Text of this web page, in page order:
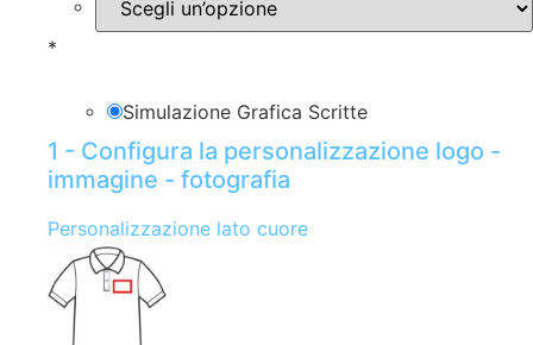
*
Simulazione Grafica Scritte
1 - Configura la personalizzazione logo -
immagine - fotografia
Personalizzazione lato cuore